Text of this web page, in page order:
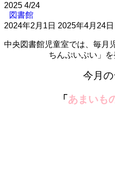
2025 4/24
図書館
2024年2月1日 2025年4月24日
中央図書館児童室では、毎月
ちんぷいぷい」を
今月
「 あまいも